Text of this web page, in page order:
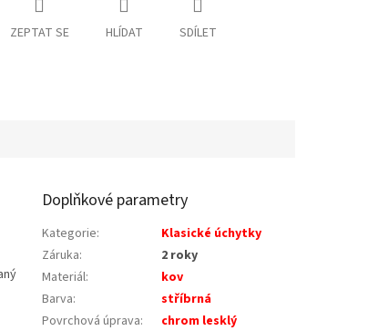
ZEPTAT SE HLÍDAT SDÍLET
Doplňkové parametry
Kategorie:
Klasické úchytky
Záruka:
2 roky
Materiál:
kov
Barva:
stříbrná
Povrchová úprava:
chrom lesklý